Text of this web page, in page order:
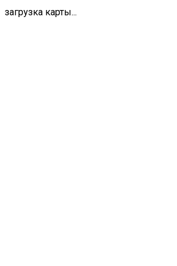
загрузка карты...